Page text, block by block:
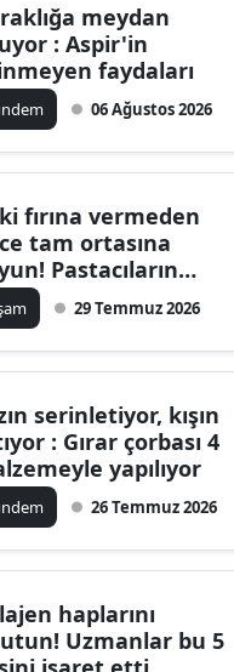
Bilecik
Bingöl
Bitlis
Bolu
Burdur
Bursa
Çanakkale
Çankırı
Çorum
Denizli
Diyarbakır
Edirne
Elazığ
Erzincan
meydan
: Aspir'in
faydaları
06 Ağustos 2026
fırına vermeden
tam ortasına
Pastacıların
kek sırrı
çıktı29 Temmuz 2026
serinletiyor, kışın
: Gırar çorbası 4
yapılıyor
26 Temmuz 2026
haplarını
Uzmanlar bu 5